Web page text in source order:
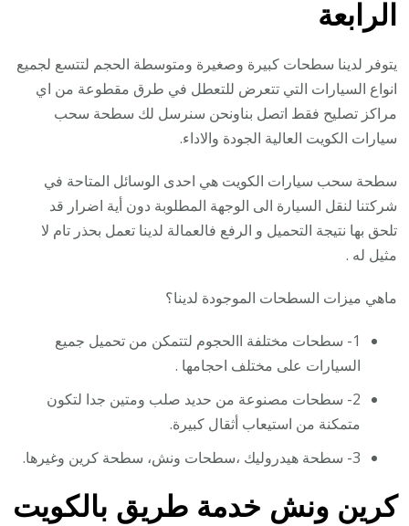
الرابعة
يتوفر لدينا سطحات كبيرة وصغيرة ومتوسطة الحجم لتتسع لجميع
انواع السيارات التي تتعرض للتعطل في طرق مقطوعة من اي
مراكز تصليح فقط اتصل بناونحن سنرسل لك سطحة سحب
سيارات الكويت العالية الجودة والاداء.
سطحة سحب سيارات الكويت هي احدى الوسائل المتاحة في
شركتنا لنقل السيارة الى الوجهة المطلوبة دون أية اضرار قد
تلحق بها نتيجة التحميل و الرفع فالعمالة لدينا تعمل بحذر تام لا
مثيل له .
ماهي ميزات السطحات الموجودة لدينا؟
1- سطحات مختلفة االحجوم لتتمكن من تحميل جميع
السيارات على مختلف احجامها .
2- سطحات مصنوعة من حديد صلب ومتين جدا لتكون
متمكنة من استيعاب أثقال كبيرة.
3- سطحة هيدروليك ،سطحات ونش، سطحة كرين وغيرها.
كرين ونش خدمة طريق بالكويت